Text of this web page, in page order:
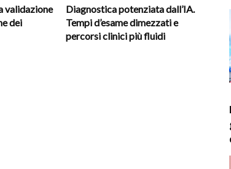
validazione
dei
Diagnostica potenziata dall’IA.
Tempi d’esame dimezzati e
percorsi clinici più fluidi